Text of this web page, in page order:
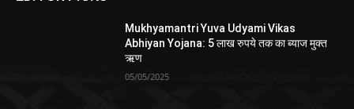
Mukhyamantri Yuva Udyami Vikas
Abhiyan Yojana: 5 लाख रुपये तक का ब्याज मुक्त
ऋण
05/05/2025